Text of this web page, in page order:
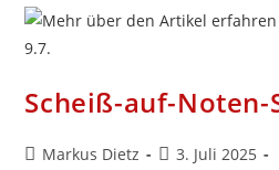
Scheiß-auf-Noten-
Beitrags-
Markus Dietz
Beitrag
3. Juli 2025